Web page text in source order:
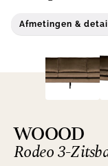
Afmetingen &
WOOOD
Rodeo 3-